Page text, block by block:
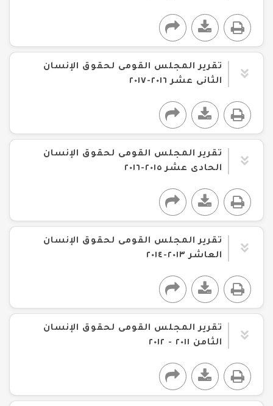
تقرير المجلس القومى لحقوق الإنسان
الثانى عشر ٢٠١٦-٢٠١٧
تقرير المجلس القومى لحقوق الإنسان
الحادى عشر ٢٠١٥-٢٠١٦
تقرير المجلس القومى لحقوق الإنسان
العاشر ٢٠١٣-٢٠١٤
تقرير المجلس القومى لحقوق الإنسان
الثامن ٢٠١١ - ٢٠١٢